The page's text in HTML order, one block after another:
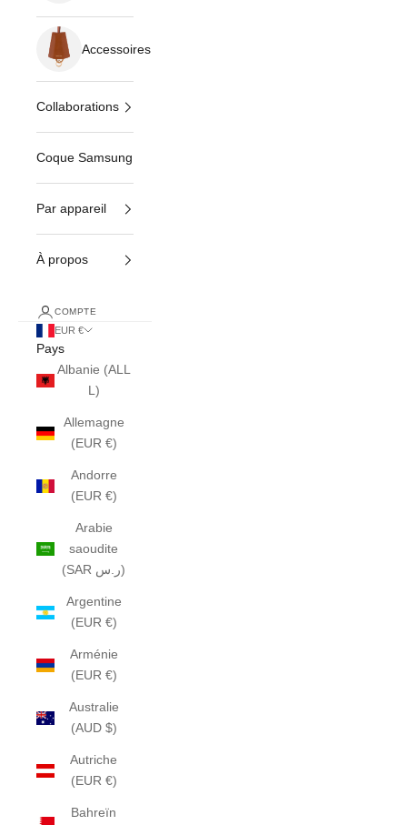
Accessoires
Collaborations
Coque Samsung
Par appareil
À propos
COMPTE
EUR €
Pays
Albanie (ALL
L)
Allemagne
(EUR €)
Andorre
(EUR €)
Arabie
saoudite
(SAR ر.س)
Argentine
(EUR €)
Arménie
(EUR €)
Australie
(AUD $)
Autriche
(EUR €)
Bahreïn